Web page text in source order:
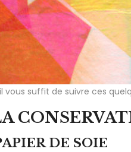
suffit de suivre ces
DE SOIE